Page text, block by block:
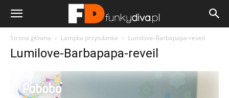
Strona główna Lampka przytulanka Lumilove-Barbapapa-reveil
Lumilove-Barbapapa-reveil